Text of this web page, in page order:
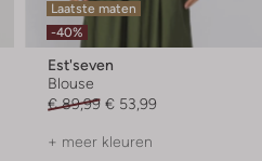
Laatste maten
-40%
Est'seven
Blouse
€ 89,99 € 53,99
+ meer kleuren